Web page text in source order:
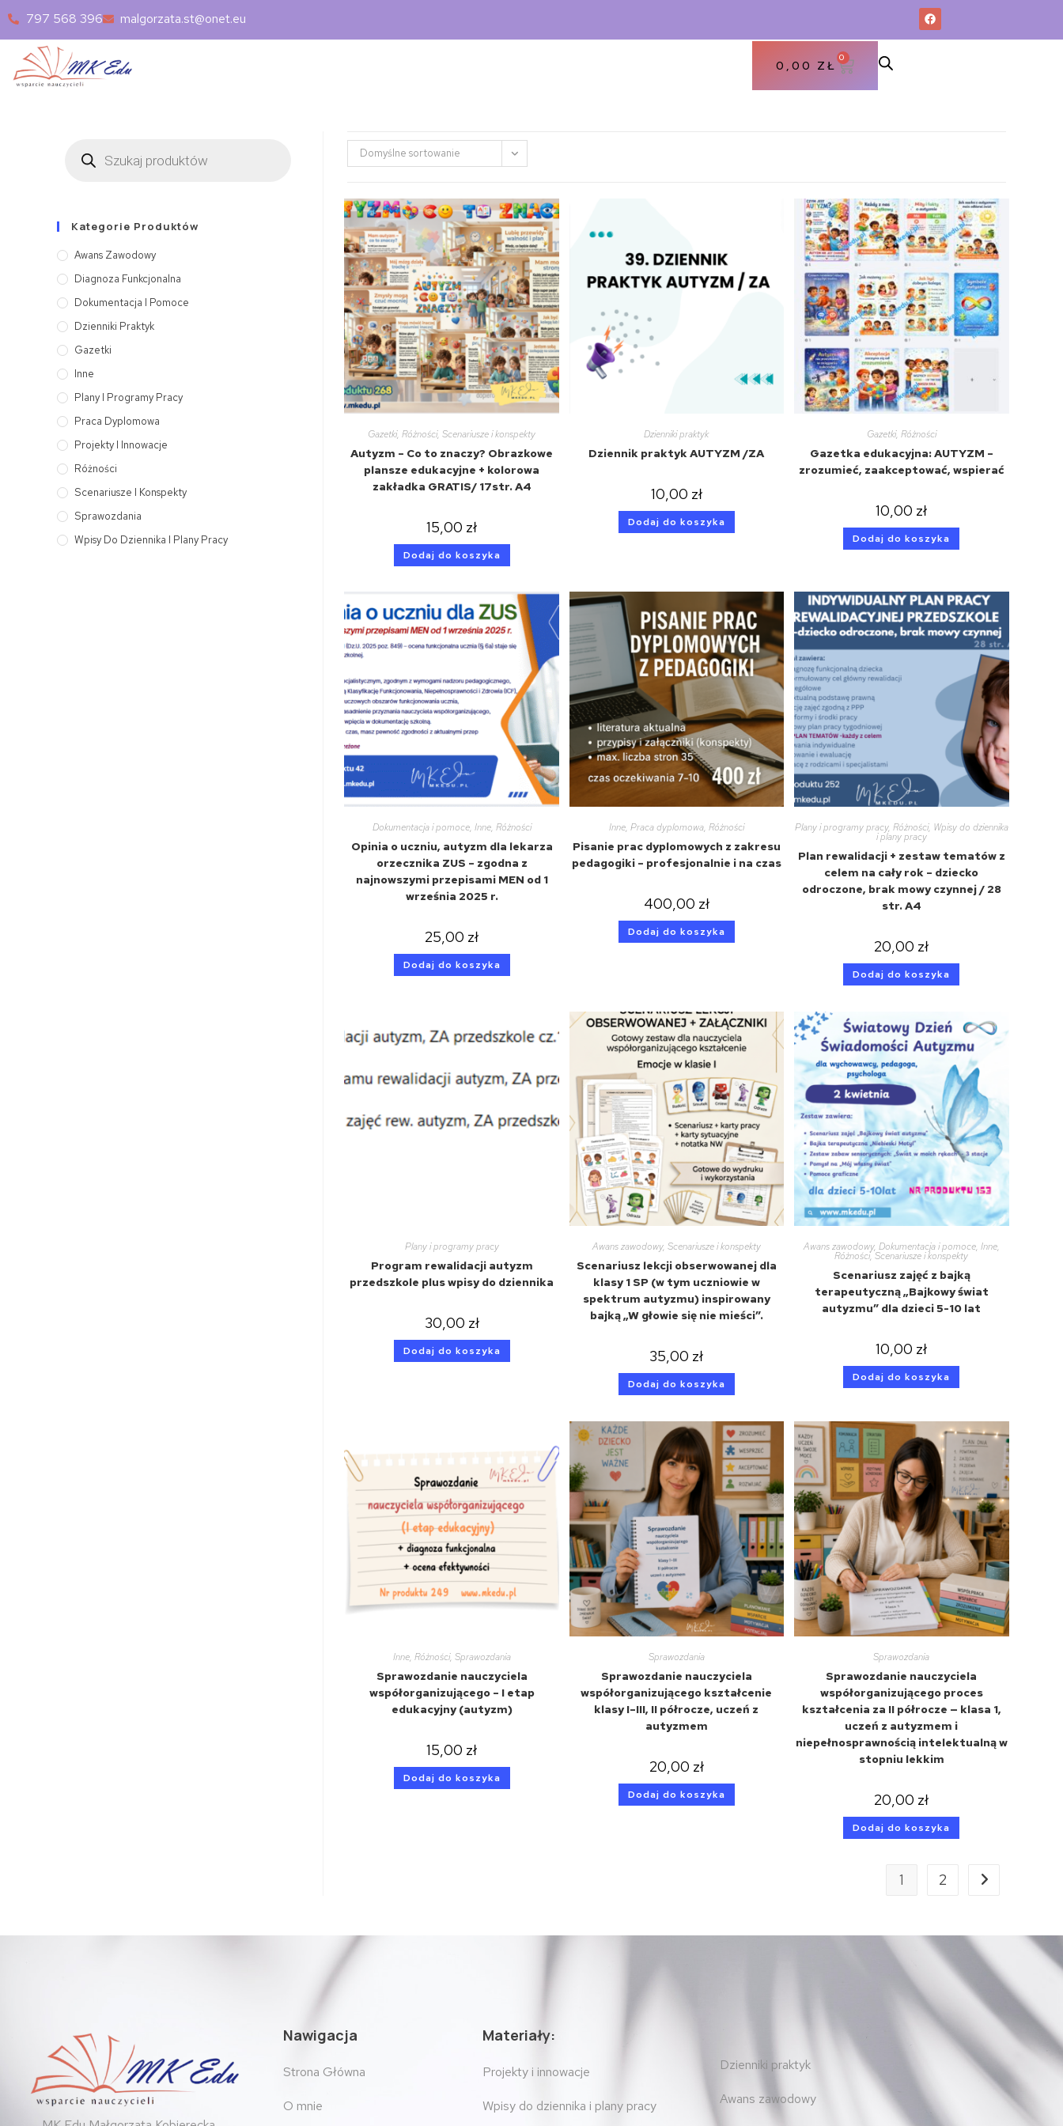
797 568 396 malgorzata.st@onet.eu
0,00 ZŁ
0
Domyślne sortowanie
Gazetki,Różności,Scenariusze i konspekty
Autyzm – Co to znaczy? Obrazkowe
plansze edukacyjne + kolorowa
zakładka GRATIS/ 17str. A4
15,00 zł
Dodaj do koszyka
Dzienniki praktyk
Dziennik praktyk AUTYZM /ZA
10,00 zł
Dodaj do koszyka
Gazetki, Różności
Gazetka edukacyjna: AUTYZM –
zrozumieć, zaakceptować, wspierać
10,00 zł
Dodaj do koszyka
Dokumentacja i pomoce, Inne, Różności
Opinia o uczniu, autyzm dla lekarza
orzecznika ZUS – zgodna z
najnowszymi przepisami MEN od 1
września 2025 r.
25,00 zł
Dodaj do koszyka
Inne, Praca dyplomowa, Różności
Pisanie prac dyplomowych z zakresu
pedagogiki – profesjonalnie i na czas
400,00 zł
Dodaj do koszyka
Plany i programy pracy, Różności, Wpisy do dziennika
i plany pracy
Plan rewalidacji + zestaw tematów z
celem na cały rok – dziecko
odroczone, brak mowy czynnej / 28
str. A4
20,00 zł
Dodaj do koszyka
Plany i programy pracy
Program rewalidacji autyzm
przedszkole plus wpisy do dziennika
30,00 zł
Dodaj do koszyka
Awans zawodowy, Scenariusze i konspekty
Scenariusz lekcji obserwowanej dla
klasy 1 SP (w tym uczniowie w
spektrum autyzmu) inspirowany
bajką „W głowie się nie mieści”.
35,00 zł
Dodaj do koszyka
Awans zawodowy, Dokumentacja i pomoce, Inne,
Różności,Scenariusze i konspekty
Scenariusz zajęć z bajką
terapeutyczną „Bajkowy świat
autyzmu” dla dzieci 5-10 lat
10,00 zł
Dodaj do koszyka
Inne, Różności, Sprawozdania
Sprawozdanie nauczyciela
współorganizującego – I etap
edukacyjny (autyzm)
15,00 zł
Dodaj do koszyka
Sprawozdania
Sprawozdanie nauczyciela
współorganizującego kształcenie
klasy I–III, II półrocze, uczeń z
autyzmem
20,00 zł
Dodaj do koszyka
Sprawozdania
Sprawozdanie nauczyciela
współorganizującego proces
kształcenia za II półrocze — klasa 1,
uczeń z autyzmem i
niepełnosprawnością intelektualną w
stopniu lekkim
20,00 zł
Dodaj do koszyka
1 2
Kategorie Produktów
Awans Zawodowy
Diagnoza Funkcjonalna
Dokumentacja I Pomoce
Dzienniki Praktyk
Gazetki
Inne
Plany I Programy Pracy
Praca Dyplomowa
Projekty I Innowacje
Różności
Scenariusze I Konspekty
Sprawozdania
Wpisy Do Dziennika I Plany Pracy
Nawigacja
Strona Główna
O mnie
Materiały:
Projekty i innowacje
Wpisy do dziennika i plany pracy
Dzienniki praktyk
Awans zawodowy